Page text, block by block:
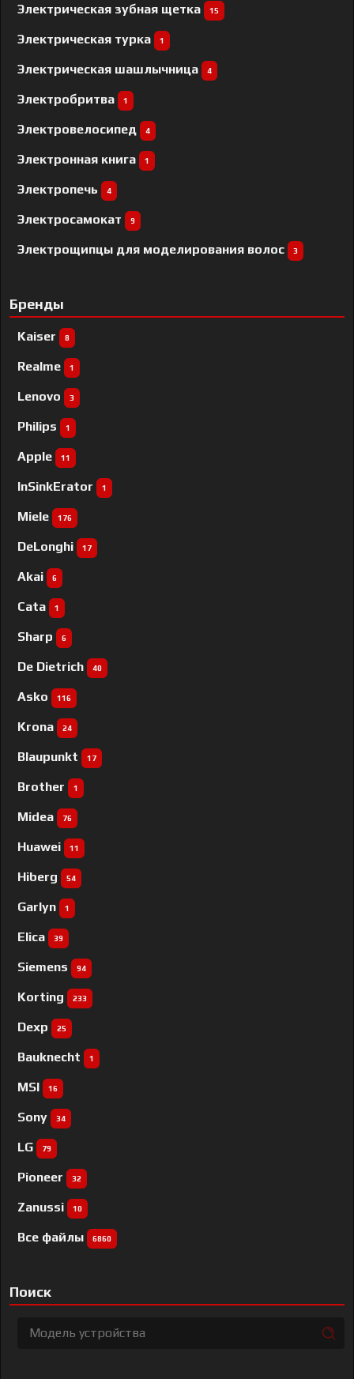
Электрическая зубная щетка 15
Электрическая турка 1
Электрическая шашлычница 4
Электробритва 1
Электровелосипед 4
Электронная книга 1
Электропечь 4
Электросамокат 9
Электрощипцы для моделирования волос 3
Бренды
Kaiser 8
Realme 1
Lenovo 3
Philips 1
Apple 11
InSinkErator 1
Miele 176
DeLonghi 17
Akai 6
Cata 1
Sharp 6
De Dietrich 40
Asko 116
Krona 24
Blaupunkt 17
Brother 1
Midea 76
Huawei 11
Hiberg 54
Garlyn 1
Elica 39
Siemens 94
Korting 233
Dexp 25
Bauknecht 1
MSI 16
Sony 34
LG 79
Pioneer 32
Zanussi 10
Все файлы 6860
Поиск